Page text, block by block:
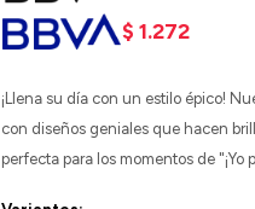
$ 1.272
¡Llena su día con un estilo épico!
con diseños geniales que hacen
perfecta para los momentos de "¡Yo